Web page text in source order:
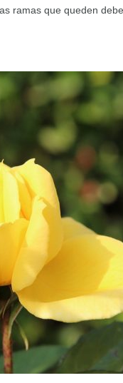
ramas que queden